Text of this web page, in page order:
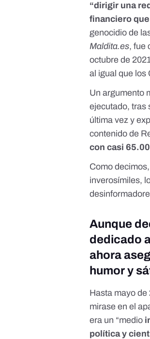
“dirigir una
financiero
genocidio de
Maldita.es, fue
octubre de
al igual que los
Un argumento
ejecutado, tras
última vez y
contenido de
con casi
Como
inverosímiles,
Aunque
dedicado
ahora
humor y
Hasta mayo de
miraseen el
era un “medio
política y